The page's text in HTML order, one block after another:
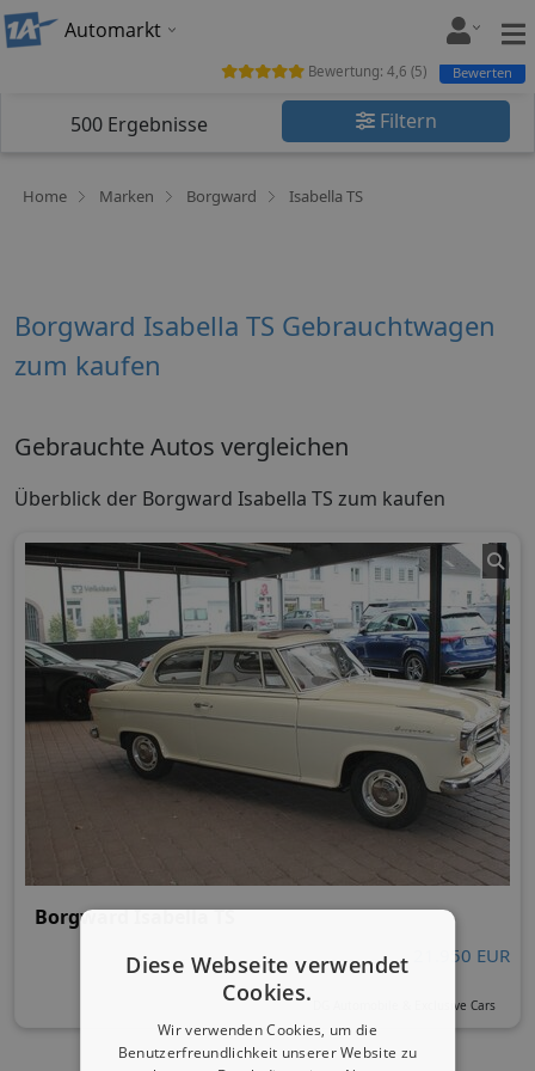
Automarkt
500 Ergebnisse Filtern
Home Marken Borgward Isabella TS
Bewertung: 4,6 (5) Bewerten
Borgward Isabella TS Gebrauchtwagen
zum kaufen
Gebrauchte Autos vergleichen
Überblick der Borgward Isabella TS zum kaufen
Borgward Isabella TS
21.950 EUR
DG Automobile & Exclusive Cars
Diese Webseite verwendet
Cookies.
Wir verwenden Cookies, um die
Benutzerfreundlichkeit unserer Website zu